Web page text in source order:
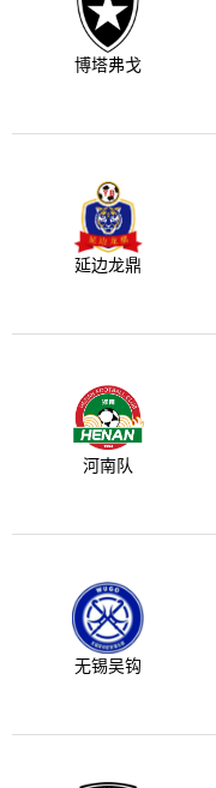
博塔弗戈
延边龙鼎
河南队
无锡吴钩